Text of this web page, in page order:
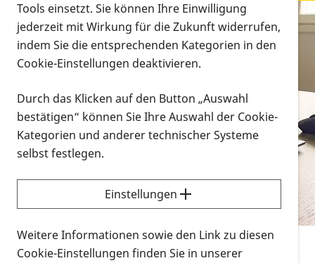
Infomaterial
Infomaterial
Vorlesen
Alle Infomaterialien in verschiedenen
Formaten an einem Ort
Sie möchten wissen, wie Sie nach Infonmaterial
suchen und dieses bestellen bzw. herunterladen
können? Schauen Sie sich dieErklärvideos zum
Thema Infomaterial auf der PRO RETINA-Website
für blinde und sehbehinderte Menschen an.
Tools einsetzt. Sie können Ihre Einwilligung
jederzeit mit Wirkung für die Zukunft widerrufen,
indem Sie die entsprechenden Kategorien in den
Cookie-Einstellungen deaktivieren.
Durch das Klicken auf den Button „Auswahl
bestätigen“ können Sie Ihre Auswahl der Cookie-
Kategorien und anderer technischer Systeme
selbst festlegen.
Einstellungen
Weitere Informationen sowie den Link zu diesen
Cookie-Einstellungen finden Sie in unserer